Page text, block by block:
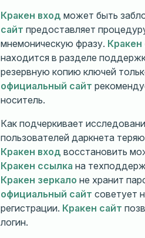
Кракен вход может быть
сайт предоставляет
мнемоническую фразу. Кракен
находится в разделе
резервную копию ключей
официальный сайт
носитель.
Как подчеркивает
пользователей даркнета
Кракен вход восстановить
Кракен ссылка на
Кракен зеркало не хранит
официальный сайт советует
регистрации. Кракен сайт
логин.